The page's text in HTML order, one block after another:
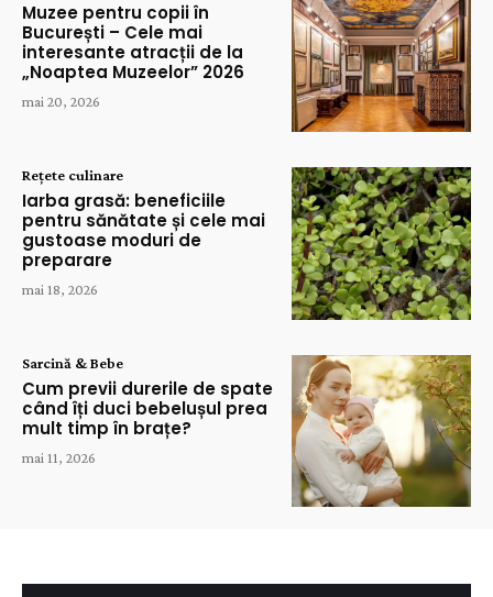
Muzee pentru copii în
București – Cele mai
interesante atracții de la
„Noaptea Muzeelor” 2026
mai 20, 2026
Rețete culinare
Iarba grasă: beneficiile
pentru sănătate și cele mai
gustoase moduri de
preparare
mai 18, 2026
Sarcină & Bebe
Cum previi durerile de spate
când îți duci bebelușul prea
mult timp în brațe?
mai 11, 2026